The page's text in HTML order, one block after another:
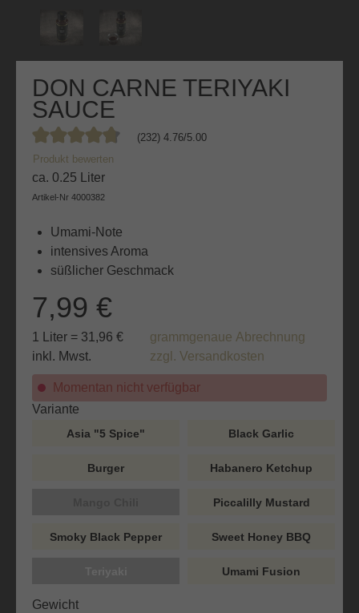
DON CARNE TERIYAKI
SAUCE
Durchschnittliche Bewertung von 4.7 von 5 Sternen
(232) 4.76/5.00
Produkt bewerten
ca. 0.25 Liter
Artikel-Nr 4000382
Umami-Note
intensives Aroma
süßlicher Geschmack
7,99 €
1 Liter = 31,96 €
grammgenaue Abrechnung
inkl. Mwst.
zzgl. Versandkosten
Momentan nicht verfügbar
Variante
Asia "5 Spice" Black Garlic
Burger Habanero Ketchup
Piccalilly Mustard
Smoky Black Pepper Sweet Honey BBQ
Umami Fusion
Gewichtauswählen